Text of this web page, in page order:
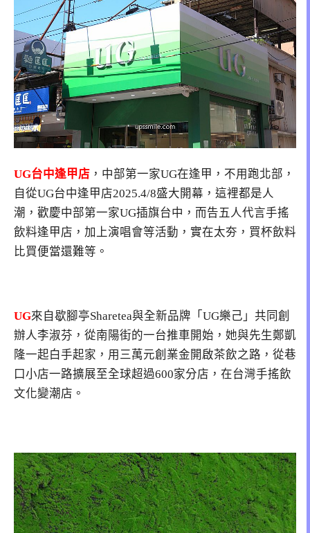
UG台中逢甲店 ，中部第一家UG在逢甲，不用跑北部，
自從UG台中逢甲店2025.4/8盛大開幕，這裡都是人
潮，歡慶中部第一家UG插旗台中，而告五人代言手搖
飲料逢甲店，加上演唱會等活動，實在太夯，買杯飲料
比買便當還難等。
UG來自歇腳亭Sharetea與全新品牌「UG樂己」共同創
辦人李淑芬，從南陽街的一台推車開始，她與先生鄭凱
隆一起白手起家，用三萬元創業金開啟茶飲之路，從巷
口小店一路擴展至全球超過600家分店，在台灣手搖飲
文化變潮店。